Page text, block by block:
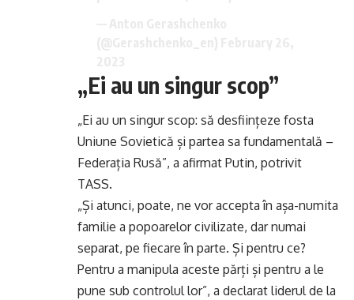
„Ei au un singur scop”
„Ei au un singur scop: să desființeze fosta
Uniune Sovietică și partea sa fundamentală –
Federația Rusă”, a afirmat Putin, potrivit
TASS.
„Și atunci, poate, ne vor accepta în așa-numita
familie a popoarelor civilizate, dar numai
separat, pe fiecare în parte. Și pentru ce?
Pentru a manipula aceste părți și pentru a le
pune sub controlul lor”, a declarat liderul de la